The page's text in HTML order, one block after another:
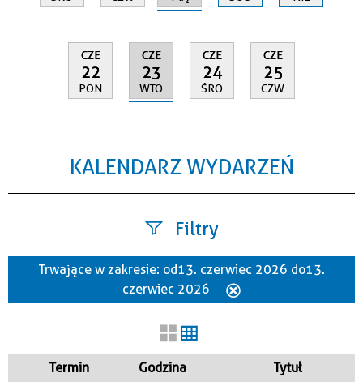
CZE
22
PON
CZE
23
WTO
CZE
24
ŚRO
CZE
25
CZW
KALENDARZ WYDARZEŃ
Filtry
Szukana fraza
Trwające w zakresie: od 13. czerwiec 2026 do 13.
czerwiec 2026
Termin Godzina Tytuł